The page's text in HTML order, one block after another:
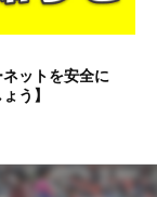
ネットを安全に
う】